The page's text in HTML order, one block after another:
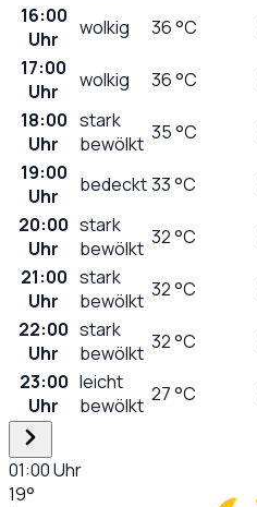
16:00
Uhr
wolkig 36°C
17:00
Uhr
wolkig 36°C
18:00
Uhr
stark
bewölkt 35°C
19:00
Uhr
bedeckt33°C
20:00
Uhr
stark
bewölkt 32°C
21:00
Uhr
stark
bewölkt 32°C
22:00
Uhr
stark
bewölkt 32°C
23:00
Uhr
leicht
bewölkt 27°C
01:00Uhr
19°